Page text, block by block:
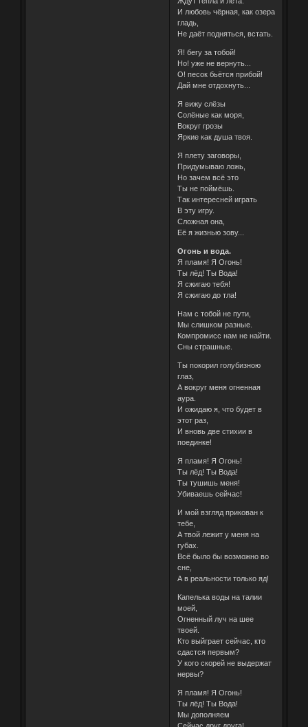
И любовь чёрная, как озера
гладь,
Не даёт подняться, встать.
Я! бегу за тобой!
Но! уже не вернуть...
О! песок бьётся прибой!
Дай мне отдохнуть...
Я вижу слёзы
Солёные как моря,
Вокруг грозы
Яркие как душа твоя.
Я плету заговоры,
Придумываю ложь,
Но зачем всё это
Ты не поймёшь.
Так интересней играть
В эту игру.
Сложная она,
Её я жизнью зову...
Огонь и вода.
Я пламя! Я Огонь!
Ты лёд! Ты Вода!
Я сжигаю тебя!
Я сжигаю до тла!
Нам с тобой не пути,
Мы слишком разные.
Компромисс нам не найти.
Сны страшные.
Ты покорил голубизною
глаз,
А вокруг меня огненная
аура.
И ожидаю я, что будет в
этот раз,
И вновь две стихии в
поединке!
Я пламя! Я Огонь!
Ты лёд! Ты Вода!
Ты тушишь меня!
Убиваешь сейчас!
И мой взгляд прикован к
тебе,
А твой лежит у меня на
губах.
Всё было бы возможно во
сне,
А в реальности только яд!
Капелька воды на талии
моей,
Огненный луч на шее
твоей.
Кто выйграет сейчас, кто
сдастся первым?
У кого скорей не выдержат
нервы?
Я пламя! Я Огонь!
Ты лёд! Ты Вода!
Мы дополняем